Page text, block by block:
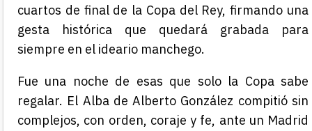
cuartos de final de la Copa del Rey, firmando una
gesta histórica que quedará grabada para
siempre en el ideario manchego.
Fue una noche de esas que solo la Copa sabe
regalar. El Alba de Alberto González compitió sin
complejos, con orden, coraje y fe, ante un Madrid